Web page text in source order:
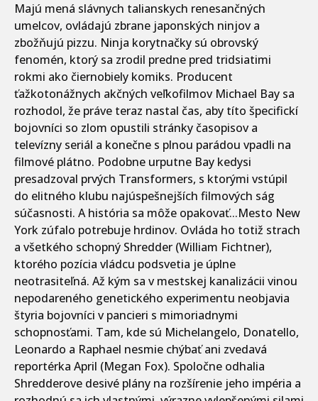
Majú mená slávnych talianskych renesančných
umelcov, ovládajú zbrane japonských ninjov a
zbožňujú pizzu. Ninja korytnačky sú obrovský
fenomén, ktorý sa zrodil predne pred tridsiatimi
rokmi ako čiernobiely komiks. Producent
ťažkotonážnych akčných veľkofilmov Michael Bay sa
rozhodol, že práve teraz nastal čas, aby títo špecifickí
bojovníci so zlom opustili stránky časopisov a
televízny seriál a konečne s plnou parádou vpadli na
filmové plátno. Podobne urputne Bay kedysi
presadzoval prvých Transformers, s ktorými vstúpil
do elitného klubu najúspešnejších filmových ság
súčasnosti. A história sa môže opakovať...Mesto New
York zúfalo potrebuje hrdinov. Ovláda ho totiž strach
a všetkého schopný Shredder (William Fichtner),
ktorého pozícia vládcu podsvetia je úplne
neotrasiteľná. Až kým sa v mestskej kanalizácii vinou
nepodareného genetického experimentu neobjavia
štyria bojovníci v pancieri s mimoriadnymi
schopnosťami. Tam, kde sú Michelangelo, Donatello,
Leonardo a Raphael nesmie chýbať ani zvedavá
reportérka April (Megan Fox). Spoločne odhalia
Shredderove desivé plány na rozšírenie jeho impéria a